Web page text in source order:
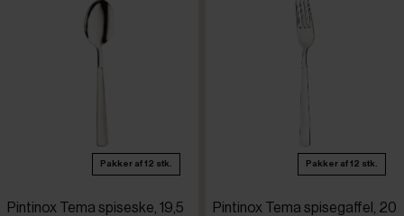
Pakker af 12 stk.
Pintinox Tema spiseske, 19,5
Pakker af 12 stk.
Pintinox Tema spisegaffel, 20